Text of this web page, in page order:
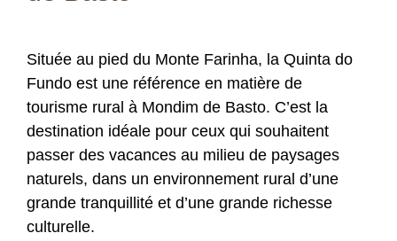
Située au pied du Monte Farinha, la Quinta do
Fundo est une référence en matière de
tourisme rural à Mondim de Basto. C’est la
destination idéale pour ceux qui souhaitent
passer des vacances au milieu de paysages
naturels, dans un environnement rural d’une
grande tranquillité et d’une grande richesse
culturelle.